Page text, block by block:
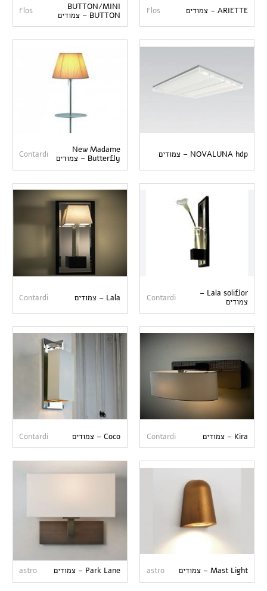
ARIETTE – צמודים Flos
BUTTON/MINI
BUTTON – צמודים
Flos
NOVALUNA hdp – צמודים
New Madame
Butterfly – צמודים
Contardi
Lala soliflor –
צמודים
Contardi Lala – צמודים Contardi
Kira – צמודים Contardi Coco – צמודים Contardi
Mast Light – צמודים astro Park Lane – צמודים astro